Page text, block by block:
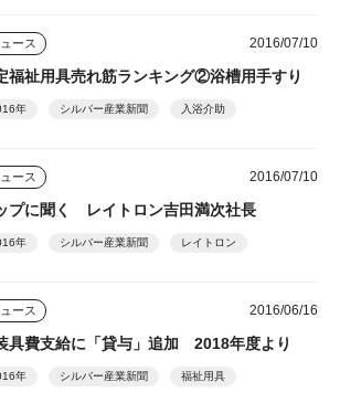
ース 2016/07/10
福祉用具売れ筋ランキング②浴槽用手すり
年 シルバー産業新聞 入浴介助
ース 2016/07/10
プに聞く レイトロン吉田満次社長
年 シルバー産業新聞 レイトロン
ース 2016/06/16
具費支給に「貸与」追加 2018年度より
年 シルバー産業新聞 福祉用具